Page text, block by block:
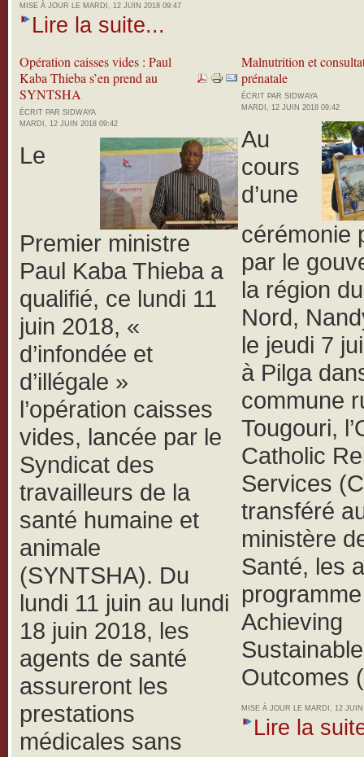
MISE À JOUR LE MARDI, 12 JUIN 2018 09:47
Lire la suite...
Opération caisses vides : Paul
Kaba Thieba s’en prend au
SYNTSHA
ÉCRIT PAR SIDWAYA
MARDI, 12 JUIN 2018 09:42
Le
Premier ministre
Paul Kaba Thieba a
qualifié, ce lundi 11
juin 2018, «
d’infondée et
d’illégale »
l’opération caisses
vides, lancée par le
Syndicat des
travailleurs de la
santé humaine et
animale
(SYNTSHA). Du
lundi 11 juin au lundi
18 juin 2018, les
agents de santé
assureront les
prestations
médicales sans
Malnutrition et
prénatale
ÉCRIT PAR SIDWAYA
MARDI, 12 JUIN 2018 09:42
Au
cours
d’une
cérémonie
par le
la région
Nord,
le jeudi 7
à Pilga
commune
Tougouri,
Catholic
Services
transféré
ministère
Santé, les
Achieving
Sustainable
Outcomes
MISE À JOUR LE MARDI, 12
Lire la